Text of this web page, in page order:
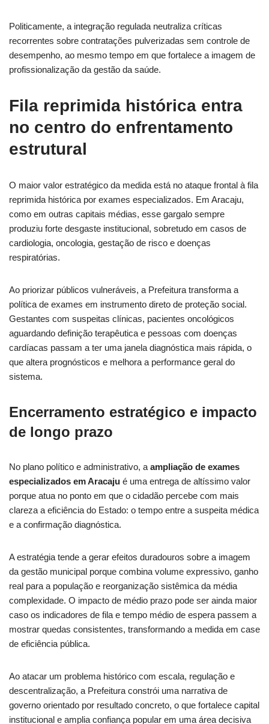
Politicamente, a integração regulada neutraliza críticas
recorrentes sobre contratações pulverizadas sem controle de
desempenho, ao mesmo tempo em que fortalece a imagem de
profissionalização da gestão da saúde.
Fila reprimida histórica entra
no centro do enfrentamento
estrutural
O maior valor estratégico da medida está no ataque frontal à fila
reprimida histórica por exames especializados. Em Aracaju,
como em outras capitais médias, esse gargalo sempre
produziu forte desgaste institucional, sobretudo em casos de
cardiologia, oncologia, gestação de risco e doenças
respiratórias.
Ao priorizar públicos vulneráveis, a Prefeitura transforma a
política de exames em instrumento direto de proteção social.
Gestantes com suspeitas clínicas, pacientes oncológicos
aguardando definição terapêutica e pessoas com doenças
cardíacas passam a ter uma janela diagnóstica mais rápida, o
que altera prognósticos e melhora a performance geral do
sistema.
Encerramento estratégico e impacto
de longo prazo
No plano político e administrativo, a ampliação de exames
especializados em Aracaju é uma entrega de altíssimo valor
porque atua no ponto em que o cidadão percebe com mais
clareza a eficiência do Estado: o tempo entre a suspeita médica
e a confirmação diagnóstica.
A estratégia tende a gerar efeitos duradouros sobre a imagem
da gestão municipal porque combina volume expressivo, ganho
real para a população e reorganização sistêmica da média
complexidade. O impacto de médio prazo pode ser ainda maior
caso os indicadores de fila e tempo médio de espera passem a
mostrar quedas consistentes, transformando a medida em case
de eficiência pública.
Ao atacar um problema histórico com escala, regulação e
descentralização, a Prefeitura constrói uma narrativa de
governo orientado por resultado concreto, o que fortalece capital
institucional e amplia confiança popular em uma área decisiva